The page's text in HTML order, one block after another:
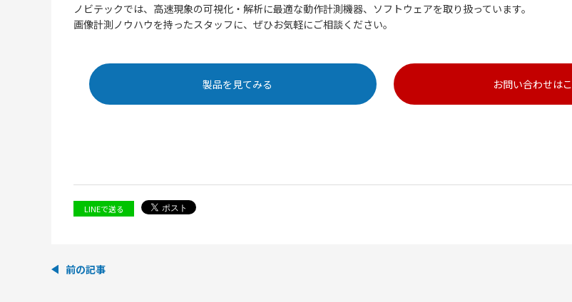
ノビテックでは、高速現象の可視化・解析に最適な動作計測機器、ソフトウェアを取り扱っています。
画像計測ノウハウを持ったスタッフに、ぜひお気軽にご相談ください。
製品を見てみる お問い合わせは
LINEで送る
前の記事